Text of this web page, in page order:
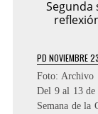
Segunda
PD NOVIEMBRE
Foto: Archivo
Del 9 al 13 de
Semana de la